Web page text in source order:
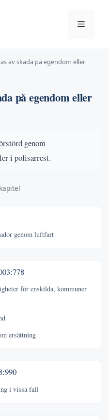
Meny
av skada på egendom eller
på egendom eller
genom
i polisarrest.
genom luftfart
för enskilda, kommuner
ersättning
i vissa fall